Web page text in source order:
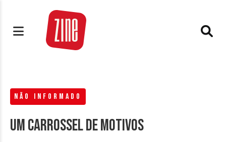
NÃO INFORMADO
Um Carrossel de motivos